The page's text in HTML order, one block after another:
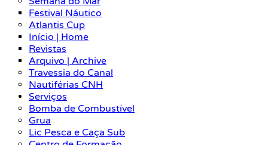
Festival Náutico
Atlantis Cup
Início | Home
Revistas
Arquivo | Archive
Travessia do Canal
Nautiférias CNH
Serviços
Bomba de Combustível
Grua
Lic Pesca e Caça Sub